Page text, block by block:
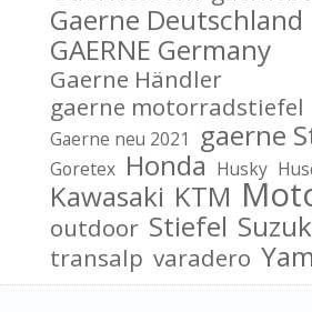
Gaerne Deutschland
GAERNE Germany
Gaerne Händler
gaerne motorradstiefel
Gaerne neu 2021 gaerne
Goretex Honda Husky
Kawasaki KTM
outdoor Stiefel
transalp varadero